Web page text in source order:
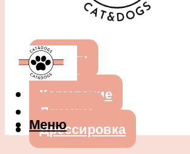
Собаки
Кошки
Кормление
Лечение
Дрессировка
Меню